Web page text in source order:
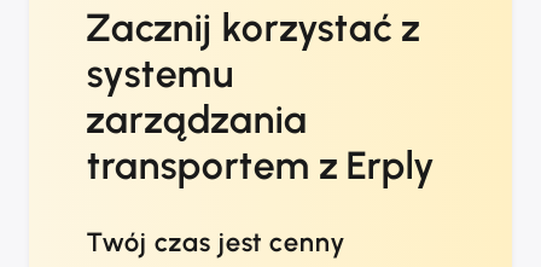
Zacznij korzystać z
systemu
zarządzania
transportem z Erply
Twój czas jest cenny